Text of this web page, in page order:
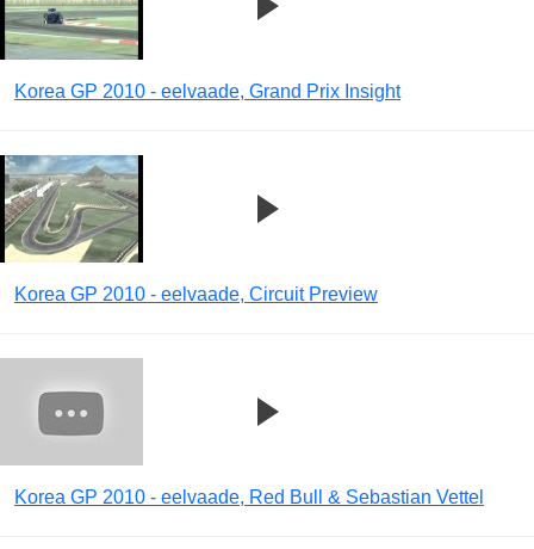
Korea GP 2010 - eelvaade, Grand Prix Insight
Korea GP 2010 - eelvaade, Circuit Preview
Korea GP 2010 - eelvaade, Red Bull & Sebastian Vettel